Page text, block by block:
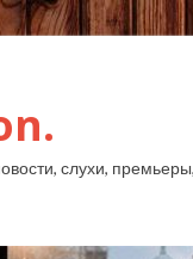
слухи,